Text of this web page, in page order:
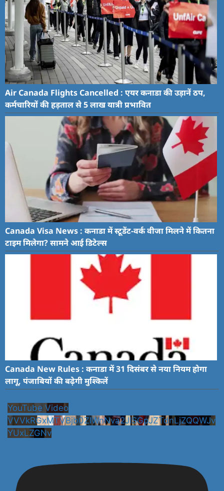
Air Canada Flights Cancelled : एयर कनाडा की उड़ानें ठप,
कर्मचारियों की हड़ताल से 5 लाख यात्री प्रभावित
Canada Visa News : कनाडा में स्टूडेंट-वर्क वीजा मिलने में कितना
टाइम मिलेगा? सामने आई डिटेल्स
Canada New Rules : कनाडा में 31 दिसंबर से नया नियम होगा
लागू, पंजाबियों की बढ़ेगी मुश्किलें
YouTube Video
VVVkRGxMTVBjb0ZIWnNva2JlSGpJZTdnLjZQQWJv
YUxLZGNv